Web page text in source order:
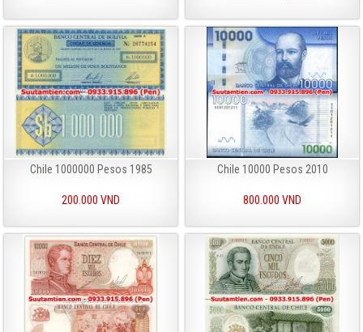
Chile 1000000 Pesos 1985
200.000 VND
Chile 10000 Pesos 2010
800.000 VND